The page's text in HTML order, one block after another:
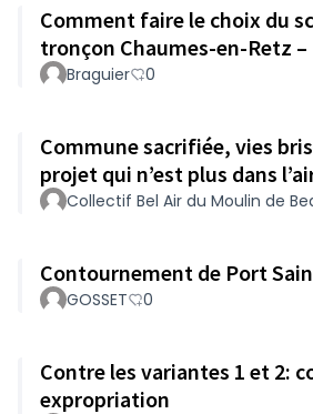
Comment faire le choix du
tronçon Chaumes-en-Retz –
Braguier 0
Commune sacrifiée, vies
projet qui n’est plus dans
Collectif Bel Air du Moulin de
Contournement de Port
GOSSET 0
Contre les variantes 1 et 2:
expropriation